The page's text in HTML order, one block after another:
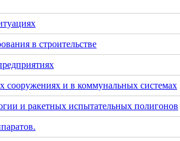
в строительстве
и в коммунальных системах
и ракетных испытательных полигонов